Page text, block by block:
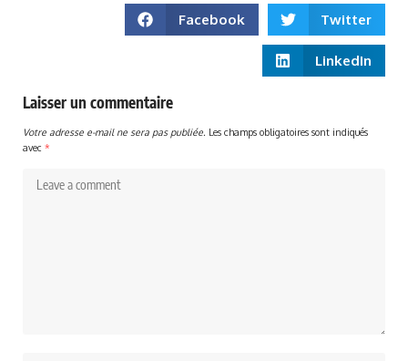
Facebook Twitter
LinkedIn
Laisser un commentaire
Votre adresse e-mail ne sera pas publiée. Les champs obligatoires sont indiqués
avec *